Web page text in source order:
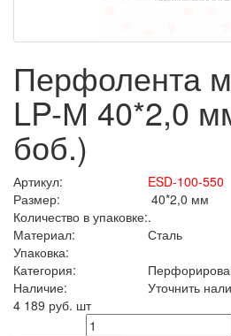
Перфолента
LP-М 40*2,0
боб.)
Артикул:
ESD-100-550
Размер:
40*2,0 мм
Количество в упаковке:.
Материал:
Сталь
Упаковка:
Категория:
Наличие:
Уточнить
4 189 руб. шт